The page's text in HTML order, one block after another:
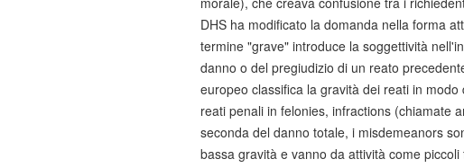
DHS ha modificato la domanda nella forma
termine "grave" introduce la soggettività
danno o del pregiudizio di un reato
europeo classifica la gravità dei reati in
reati penali in felonies, infractions (chiamate
seconda del danno totale, i misdemeanors
bassa gravità e vanno da attività come